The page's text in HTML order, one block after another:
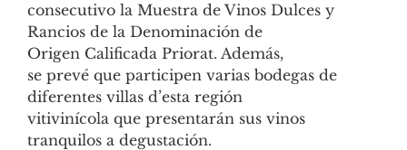
consecutivo la Muestra de Vinos Dulces y
Rancios de la Denominación de
Origen Calificada Priorat. Además,
se prevé que participen varias bodegas de
diferentes villas d’esta región
vitivinícola que presentarán sus vinos
tranquilos a degustación.